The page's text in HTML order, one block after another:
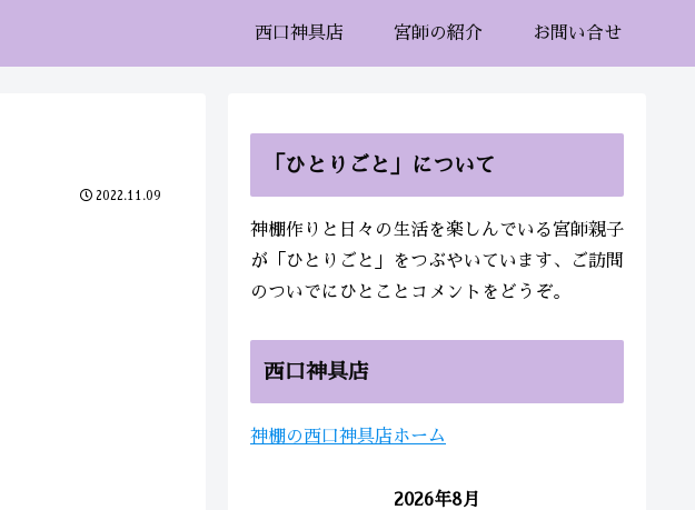
西口神具店 宮師の紹介 お問い合せ
2022.11.09
「ひとりごと」について
神棚作りと日々の生活を楽しんでいる宮師親子
が「ひとりごと」をつぶやいています、ご訪問
のついでにひとことコメントをどうぞ。
西口神具店
神棚の西口神具店ホーム
2026年8月